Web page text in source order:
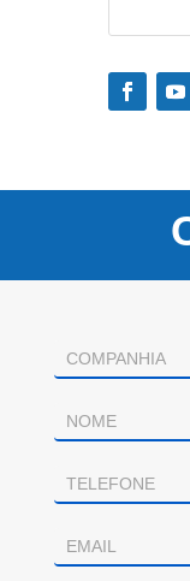
Contacto